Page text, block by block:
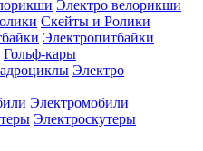
Электро велорикши
Скейты и Ролики
Электропитбайки
Гольф-кары
Электро
Электромобили
Электроскутеры